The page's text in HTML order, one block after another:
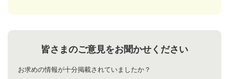
皆さまのご意見をお聞かせください
お求めの情報が十分掲載されていましたか？